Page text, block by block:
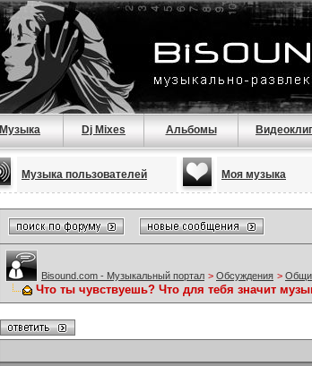
Музыка Dj Mixes Альбомы
Музыка пользователей Моя музыка
Bisound.com - Музыкальный портал > Обсуждения >
Что ты чувствуешь? Что для тебя значит